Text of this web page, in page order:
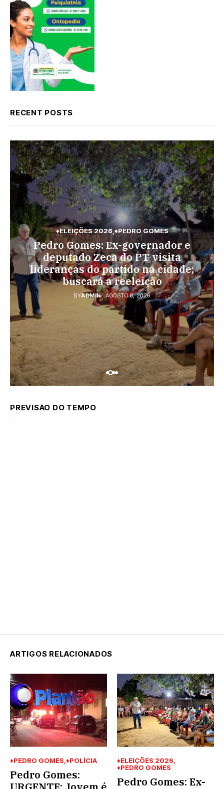
RECENT POSTS
♦PEDRO GOMES ♦POLÍCIA
Pedro Gomes: URGENTE: Jovem é
morto na região do Cascalho;
polícia no local
ADMIN AGOSTO 8, 2026
♦ELEIÇÕES 2026 ♦PEDRO GOMES
Pedro Gomes: Ex-governador e
deputado Zeca do PT visita
lideranças do partido na cidade;
buscará a reeleição
BYADMIN AGOSTO 8, 2026
♦ESPORTES
Vini Jr. torna-se o brasileiro mais
bem pago; veja o top 10
BYADMIN AGOSTO 7, 2026
PREVISÃO DO TEMPO
ARTIGOS RELACIONADOS
♦PEDRO GOMES ♦POLÍCIA
Pedro Gomes:
♦ELEIÇÕES 2026
♦PEDRO GOMES
Pedro Gomes: Ex-